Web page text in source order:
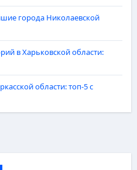
города Николаевской
в Харьковской области:
области: топ-5 с